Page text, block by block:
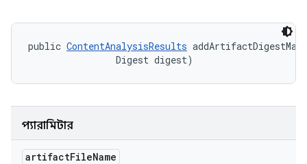
public ContentAnalysisResults
                Digest digest)
প্যারামিটার
artifactFileName